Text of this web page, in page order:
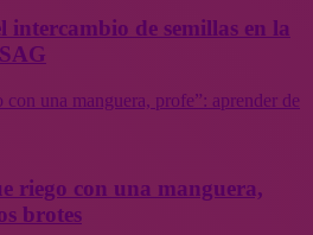
de semillas en la
una manguera, profe”: aprender de
riego con una manguera,
brotes